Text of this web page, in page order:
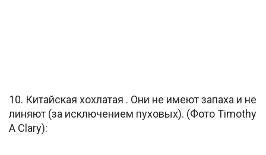
10. Китайская хохлатая . Они не имеют запаха и не
линяют (за исключением пуховых). (Фото Timothy
A Clary):